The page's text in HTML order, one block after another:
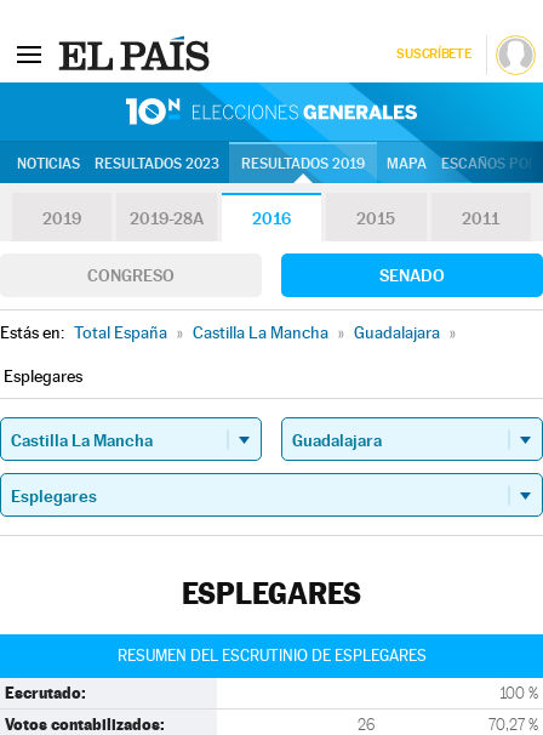
SUSCRÍBETE
NOTICIAS RESULTADOS 2023 RESULTADOS 2019 MAPA ESCAÑOS
2019 2019-28A 2016 2015 2011
CONGRESO SENADO
Estás en: Total España » Castilla La Mancha » Guadalajara »
Esplegares
ESPLEGARES
RESUMEN DEL ESCRUTINIO DE ESPLEGARES
Escrutado: 100 %
Votos contabilizados: 26 70,27 %